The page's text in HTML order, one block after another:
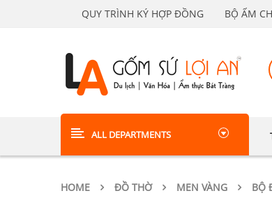
QUY TRÌNH KÝ HỢP ĐỒNG BỘ ẤM
ALL DEPARTMENTS
HOME ĐỒ THỜ MEN VÀNG BỘ